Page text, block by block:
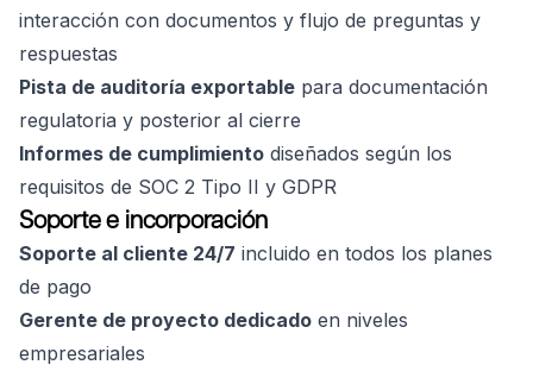
interacción con documentos y flujo de preguntas y
respuestas
Pista de auditoría exportable para documentación
regulatoria y posterior al cierre
Informes de cumplimiento diseñados según los
requisitos de SOC 2 Tipo II y GDPR
Soporte e incorporación
Soporte al cliente 24/7 incluido en todos los planes
de pago
Gerente de proyecto dedicado en niveles
empresariales